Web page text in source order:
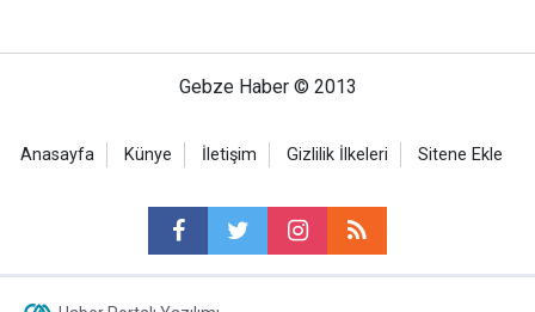
Gebze Haber © 2013
Anasayfa Künye İletişim Gizlilik İlkeleri Sitene Ekle